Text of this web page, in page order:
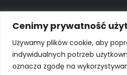
Cenimy prywatność
Używamy plików cookie, aby
indywidualnych potrzeb
oznacza zgodę na
© Porto eCommerce.